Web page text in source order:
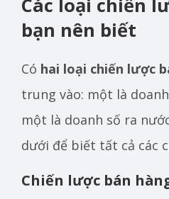
bạn nên biết
Có hai loại chiến lược
trung vào: một là
một là doanh số ra
dưới để biết tất cả các
Chiến lược bán